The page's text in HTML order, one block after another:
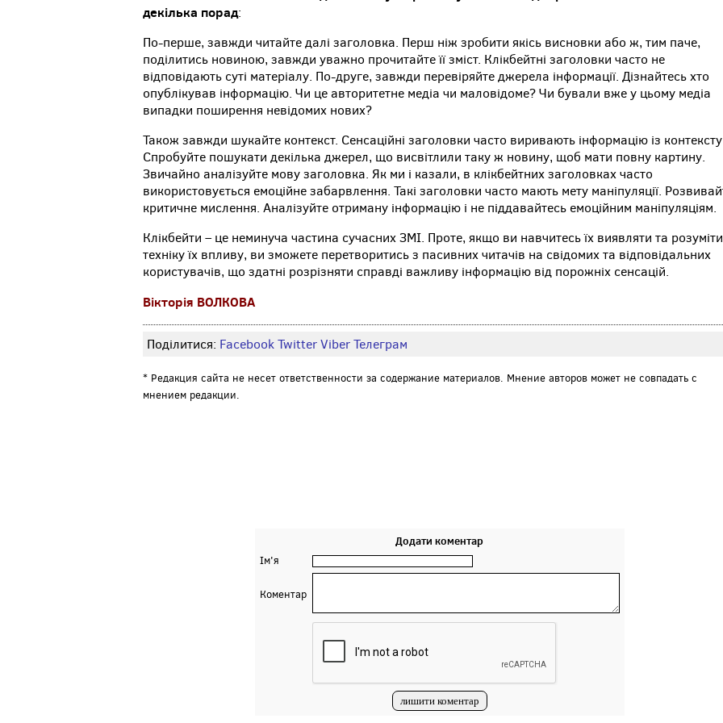
декілька порад:
По-перше, завжди читайте далі заголовка. Перш ніж зробити якісь висновки або ж, тим паче,
поділитись новиною, завжди уважно прочитайте її зміст. Клікбейтні заголовки часто не
відповідають суті матеріалу. По-друге, завжди перевіряйте джерела інформації. Дізнайтесь хто
опублікував інформацію. Чи це авторитетне медіа чи маловідоме? Чи бували вже у цьому медіа
випадки поширення невідомих нових?
Також завжди шукайте контекст. Сенсаційні заголовки часто виривають інформацію із
Спробуйте пошукати декілька джерел, що висвітлили таку ж новину, щоб мати повну картину.
Звичайно аналізуйте мову заголовка. Як ми і казали, в клікбейтних заголовках часто
використовується емоційне забарвлення. Такі заголовки часто мають мету маніпуляції.
критичне мислення. Аналізуйте отриману інформацію і не піддавайтесь емоційним маніпуляціям.
Клікбейти – це неминуча частина сучасних ЗМІ. Проте, якщо ви навчитесь їх виявляти та розуміти
техніку їх впливу, ви зможете перетворитись з пасивних читачів на свідомих та відповідальних
користувачів, що здатні розрізняти справді важливу інформацію від порожніх сенсацій.
Вікторія ВОЛКОВА
Поділитися: FacebookTwitterViberТелеграм
* Редакция сайта не несет ответственности за содержание материалов. Мнение авторов может не совпадать с
мнением редакции.
Додати коментар
Ім'я
Коментар